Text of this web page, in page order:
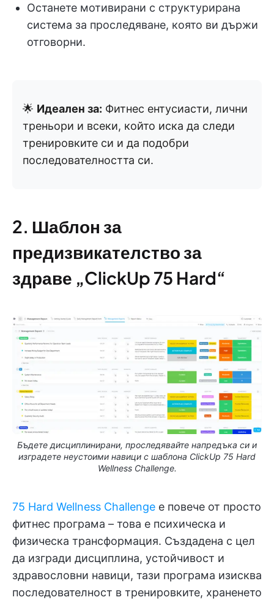
Останете мотивирани с структурирана
система за проследяване, която ви държи
отговорни.
🌟 Идеален за: Фитнес ентусиасти, лични
треньори и всеки, който иска да следи
тренировките си и да подобри
последователността си.
2. Шаблон за
предизвикателство за
здраве „ClickUp 75 Hard“
Бъдете дисциплинирани, проследявайте напредъка си и
изградете неустоими навици с шаблона ClickUp 75 Hard
Wellness Challenge.
75 Hard Wellness Challenge е повече от просто
фитнес програма – това е психическа и
физическа трансформация. Създадена с цел
да изгради дисциплина, устойчивост и
здравословни навици, тази програма изисква
последователност в тренировките, храненето